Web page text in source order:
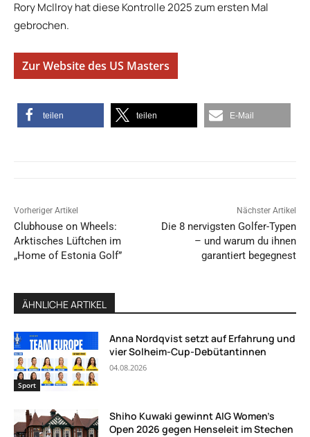
Rory McIlroy hat diese Kontrolle 2025 zum ersten Mal
gebrochen.
Zur Website des US Masters
teilen teilen E-Mail
Vorheriger Artikel
Clubhouse on Wheels:
Arktisches Lüftchen im
„Home of Estonia Golf”
Nächster Artikel
Die 8 nervigsten Golfer-Typen
– und warum du ihnen
garantiert begegnest
ÄHNLICHE ARTIKEL
Sport
Anna Nordqvist setzt auf Erfahrung und
vier Solheim-Cup-Debütantinnen
04.08.2026
Shiho Kuwaki gewinnt AIG Women’s
Open 2026 gegen Henseleit im Stechen